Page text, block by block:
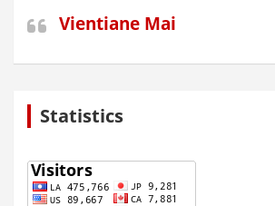
Vientiane Mai
Statistics